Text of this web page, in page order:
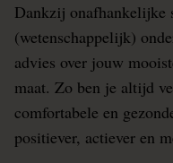
Dankzij onafhankelijke
(wetenschappelijk)
advies over jouw
maat. Zo ben je altijd
comfortabele en
positiever, actiever en